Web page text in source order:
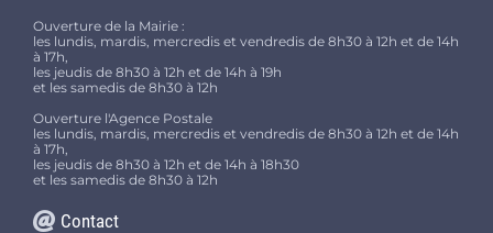
Ouverture de la Mairie :
les lundis, mardis, mercredis et vendredis de 8h30 à 12h et de 14h
à 17h,
les jeudis de 8h30 à 12h et de 14h à 19h
et les samedis de 8h30 à 12h
Ouverture l'Agence Postale
les lundis, mardis, mercredis et vendredis de 8h30 à 12h et de 14h
à 17h,
les jeudis de 8h30 à 12h et de 14h à 18h30
et les samedis de 8h30 à 12h
Contact